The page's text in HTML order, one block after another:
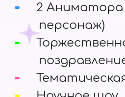
2 Аниматора
персонаж)